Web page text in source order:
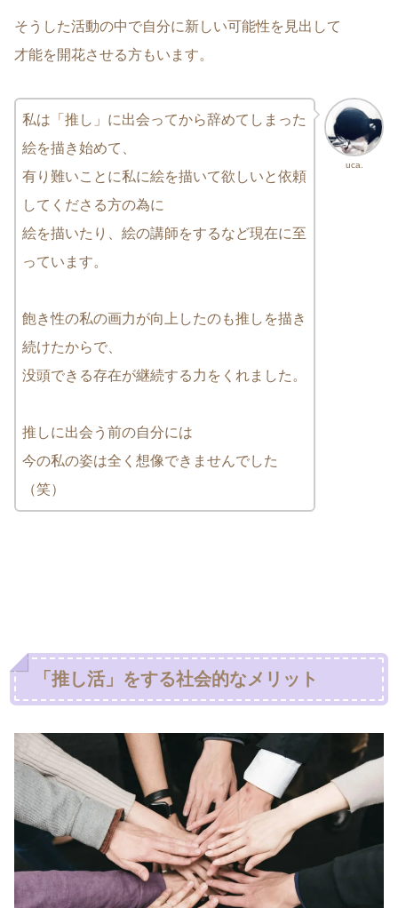
そうした活動の中で自分に新しい可能性を見出して
才能を開花させる方もいます。
uca.
私は「推し」に出会ってから辞めてしまった
絵を描き始めて、
有り難いことに私に絵を描いて欲しいと依頼
してくださる方の為に
絵を描いたり、絵の講師をするなど現在に至
っています。
飽き性の私の画力が向上したのも推しを描き
続けたからで、
没頭できる存在が継続する力をくれました。
推しに出会う前の自分には
今の私の姿は全く想像できませんでした
（笑）
「推し活」をする社会的なメリット